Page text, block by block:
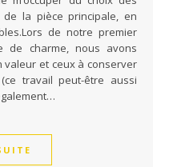
de la pièce principale, en
de notre premier
de charme, nous avons
et ceux à conserver
travail peut-être aussi